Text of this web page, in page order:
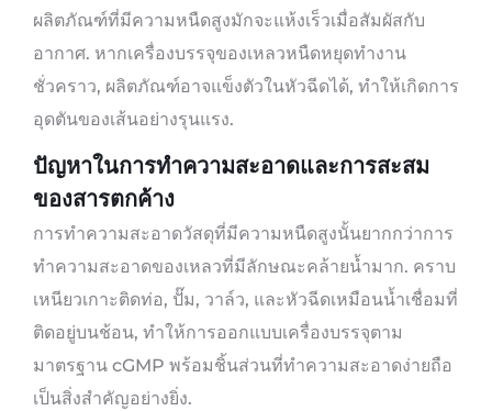
ผลิตภัณฑ์ที่มีความหนืดสูงมักจะแห้งเร็วเมื่อสัมผัสกับ
อากาศ. หากเครื่องบรรจุของเหลวหนืดหยุดทำงาน
ชั่วคราว, ผลิตภัณฑ์อาจแข็งตัวในหัวฉีดได้, ทำให้เกิดการ
อุดตันของเส้นอย่างรุนแรง.
ปัญหาในการทำความสะอาดและการสะสม
ของสารตกค้าง
การทำความสะอาดวัสดุที่มีความหนืดสูงนั้นยากกว่าการ
ทำความสะอาดของเหลวที่มีลักษณะคล้ายน้ำมาก. คราบ
เหนียวเกาะติดท่อ, ปั๊ม, วาล์ว, และหัวฉีดเหมือนน้ำเชื่อมที่
ติดอยู่บนช้อน, ทำให้การออกแบบเครื่องบรรจุตาม
มาตรฐาน cGMP พร้อมชิ้นส่วนที่ทำความสะอาดง่ายถือ
เป็นสิ่งสำคัญอย่างยิ่ง.